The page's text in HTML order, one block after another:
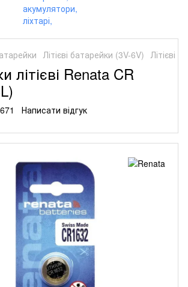
Літієві батарейки (3V-6V) Літієві
літієві Renata CR
Написати відгук